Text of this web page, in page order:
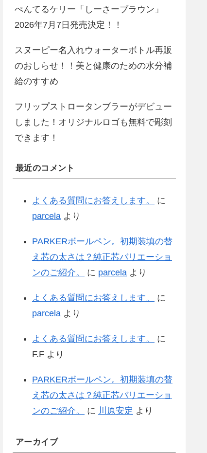
ぺんてるケリー「しーさーブラウン」
2026年7月7日発売決定！！
スヌーピー名入れウォーターボトル再販
のおしらせ！！美と健康のための水分補
給のすすめ
フリップストロータンブラーがデビュー
しました！オリジナルロゴも無料で彫刻
できます！
最近のコメント
よくある質問にお答えします。
に
parcela より
PARKERボールペン。初期装填の替
え芯の太さは？純正芯バリエーショ
ンのご紹介。
に parcela より
よくある質問にお答えします。
に
parcela より
よくある質問にお答えします。
に
F.F より
PARKERボールペン。初期装填の替
え芯の太さは？純正芯バリエーショ
ンのご紹介。
に 川原安定 より
アーカイブ